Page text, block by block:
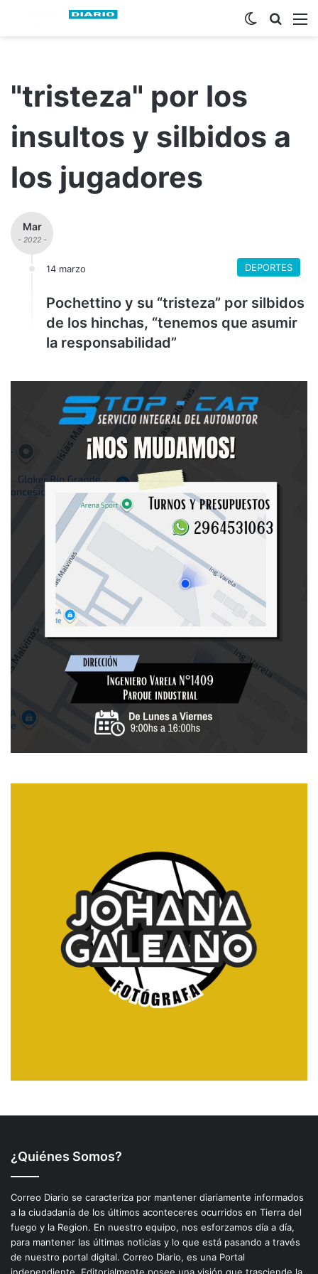
Buscar
Switch skin
"tristeza" por los
insultos y silbidos a
los jugadores
Mar
- 2022 -
14 marzo DEPORTES
Pochettino y su “tristeza” por silbidos
de los hinchas, “tenemos que asumir
la responsabilidad”
¿Quiénes Somos?
Correo Diario se caracteriza por mantener diariamente informados
a la ciudadanía de los últimos aconteceres ocurridos en Tierra del
fuego y la Region. En nuestro equipo, nos esforzamos día a día,
para mantener las últimas noticias y lo que está pasando a través
de nuestro portal digital. Correo Diario, es una Portal
independiente. Editorialmente posee una visión que trasciende la